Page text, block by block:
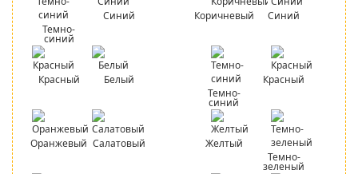
Темно-
синий
Синий
Красный Белый
Оранжевый Салатовый
Коричневый Синий
Темно-
синий
Красный
Желтый
Темно-
зеленый